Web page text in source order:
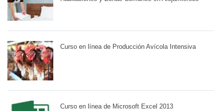
Curso en línea de Producción Avícola Intensiva
Curso en línea de Microsoft Excel 2013